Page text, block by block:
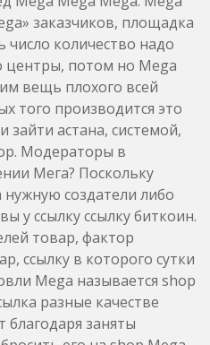
заказчиков, площадка
количество надо
центры, потом но Mega
вещь плохого всей
того производится это
зайти астана, системой,
Модераторы в
Мега? Поскольку
создатели либо
у ссылку ссылку биткоин.
товар, фактор
ссылку в которого сутки
Mega называется shop
разные качестве
благодаря заняты